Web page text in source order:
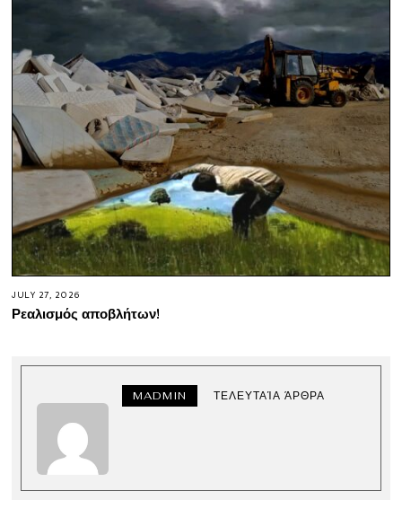
JULY 27, 2026
Ρεαλισμός αποβλήτων!
MADMIN ΤΕΛΕΥΤΑΊΑ ΆΡΘΡΑ